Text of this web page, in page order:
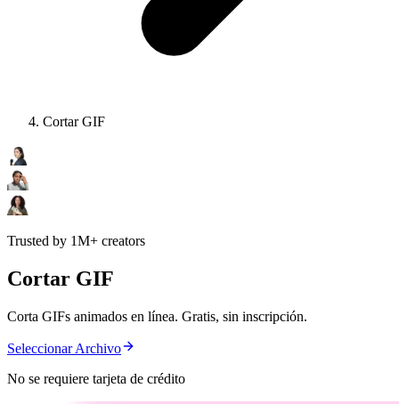
Cortar GIF
Trusted by 1M+ creators
Cortar GIF
Corta GIFs animados en línea. Gratis, sin inscripción.
Seleccionar Archivo
No se requiere tarjeta de crédito